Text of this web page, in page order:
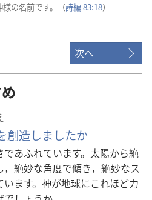
様の名前です。（詩編83:18）
次へ
創造しましたか
であふれています。太陽から絶
絶妙な角度で傾き，絶妙なス
います。神が地球にこれほど力